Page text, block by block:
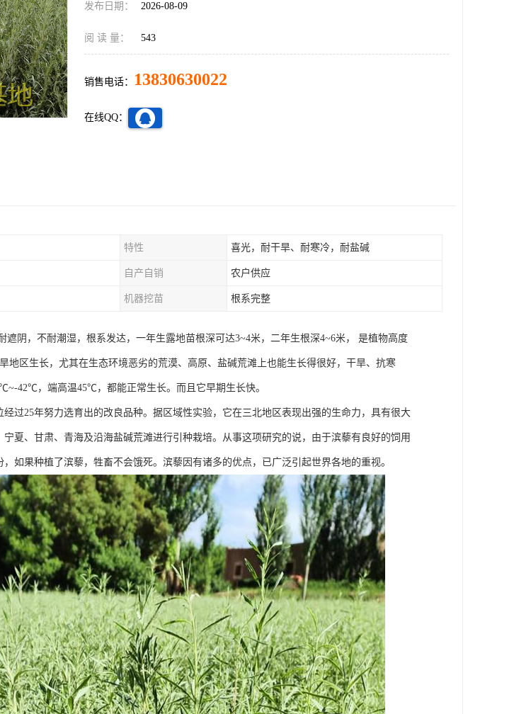
发布日期： 2026-08-09
阅 读 量： 543
销售电话： 13830630022
在线QQ：
特性 喜光，耐干旱、耐寒冷，耐盐碱
自产自销 农户供应
机器挖苗 根系完整
遮阴，不耐潮湿，根系发达，一年生露地苗根深可达3~4米，二年生根深4~6米， 是植物高度
地区生长，尤其在生态环境恶劣的荒漠、高原、盐碱荒滩上也能生长得很好，干旱、抗寒
42℃，端高温45℃，都能正常生长。而且它早期生长快。
过25年努力选育出的改良品种。据区域性实验，它在三北地区表现出强的生命力，具有很大
夏、甘肃、青海及沿海盐碱荒滩进行引种栽培。从事这项研究的说，由于滨藜有良好的饲用
如果种植了滨藜，牲畜不会饿死。滨藜因有诸多的优点，已广泛引起世界各地的重视。